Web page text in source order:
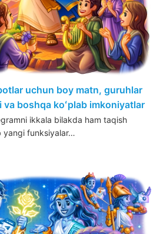
uchun boy matn, guruhlar
va boshqa koʻplab imkoniyatlar
ikkala bilakda ham taqish
yangi funksiyalar…